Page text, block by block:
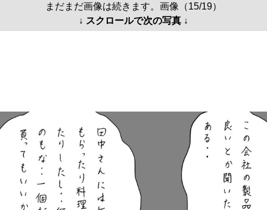
まだまだ画像は続きます。画像（15/19）
↓ スクロールで次の写真 ↓